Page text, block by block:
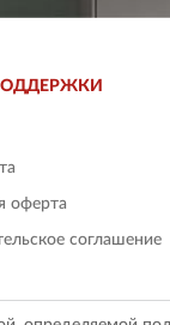
оферта
соглашение